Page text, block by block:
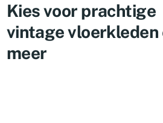
Kies voor prachtige
vintage vloerkleden
meer